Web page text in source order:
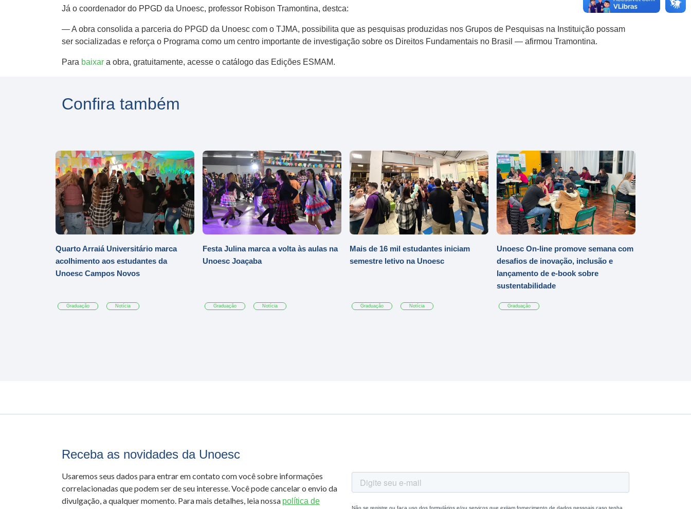
Já o coordenador do PPGD da Unoesc, professor Robison Tramontina, destca:
— A obra consolida a parceria do PPGD da Unoesc com o TJMA, possibilita que as pesquisas produzidas nos Grupos de Pesquisas na Instituição possam
ser socializadas e reforça o Programa como um centro importante de investigação sobre os Direitos Fundamentais no Brasil — afirmou Tramontina.
Para baixar a obra, gratuitamente, acesse o catálogo das Edições ESMAM.
Confira também
Quarto Arraiá Universitário marca
acolhimento aos estudantes da
Unoesc Campos Novos
Graduação Notícia
Festa Julina marca a volta às aulas na
Unoesc Joaçaba
Graduação Notícia
Mais de 16 mil estudantes iniciam
semestre letivo na Unoesc
Graduação Notícia
Unoesc On-line promove semana com
desafios de inovação, inclusão e
lançamento de e-book sobre
sustentabilidade
Graduação
Receba as novidades da Unoesc
Usaremos seus dados para entrar em contato com você sobre informações
correlacionadas que podem ser de seu interesse. Você pode cancelar o envio da
divulgação, a qualquer momento. Para mais detalhes, leia nossa política de